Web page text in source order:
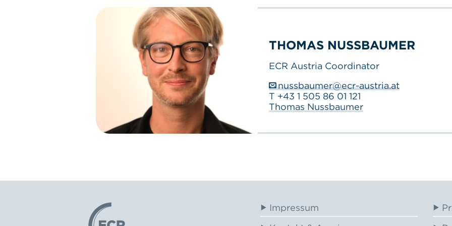
THOMAS NUSSBAUMER
ECR Austria Coordinator
nussbaumer@ecr-austria.at
T +43 1 505 86 01 121
Thomas Nussbaumer
Impressum
Logo: ECR Austria